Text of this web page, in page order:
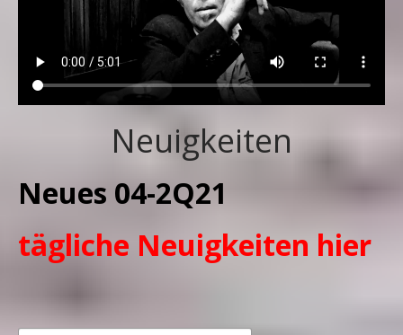
Neuigkeiten
Neues 04-2Q21
tägliche Neuigkeiten hier